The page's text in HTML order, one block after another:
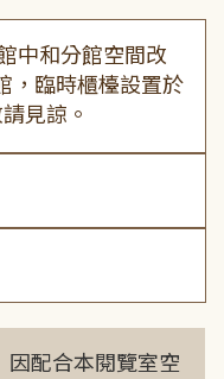
中和分館空間改
，臨時櫃檯設置於
見諒。
因配合本閱覽室空